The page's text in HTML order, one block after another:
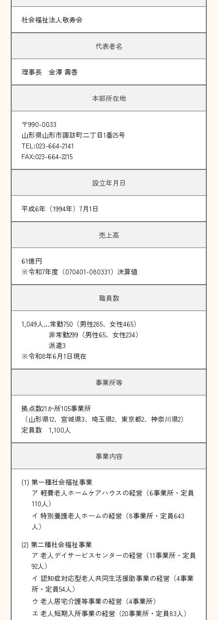
社会福祉法人敬寿会
代表者名
理事長 金澤 壽香
本部所在地
〒990-0033
山形県山形市諏訪町二丁目1番25号
TEL:023-664-2141
FAX:023-664-2215
設立年月日
平成6年（1994年）7月1日
売上高
61億円
※令和7年度（070401-080331）決算値
職員数
1,049人...常勤750（男性285、女性465）
非常勤299（男性65、女性234）
派遣3
※令和8年6月1日現在
事業所等
拠点数21か所105事業所
（山形県12、宮城県3、埼玉県2、東京都2、神奈川県2）
定員数 1,100人
事業内容
(1) 第一種社会福祉事業
ア 軽費老人ホームケアハウスの経営（6事業所・定員
110人）
イ 特別養護老人ホームの経営（8事業所・定員643
人）
(2) 第二種社会福祉事業
ア 老人デイサービスセンターの経営（11事業所・定員
92人）
イ 認知症対応型老人共同生活援助事業の経営（4事業
所・定員54人）
ウ 老人居宅介護等事業の経営（4事業所）
エ 老人短期入所事業の経営（20事業所・定員83人）